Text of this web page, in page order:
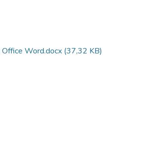
Word.docx (37,32 KB)